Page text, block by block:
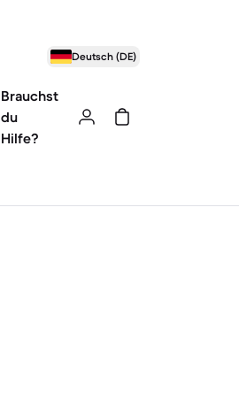
Deutsch (DE)
Brauchst
du
Hilfe?